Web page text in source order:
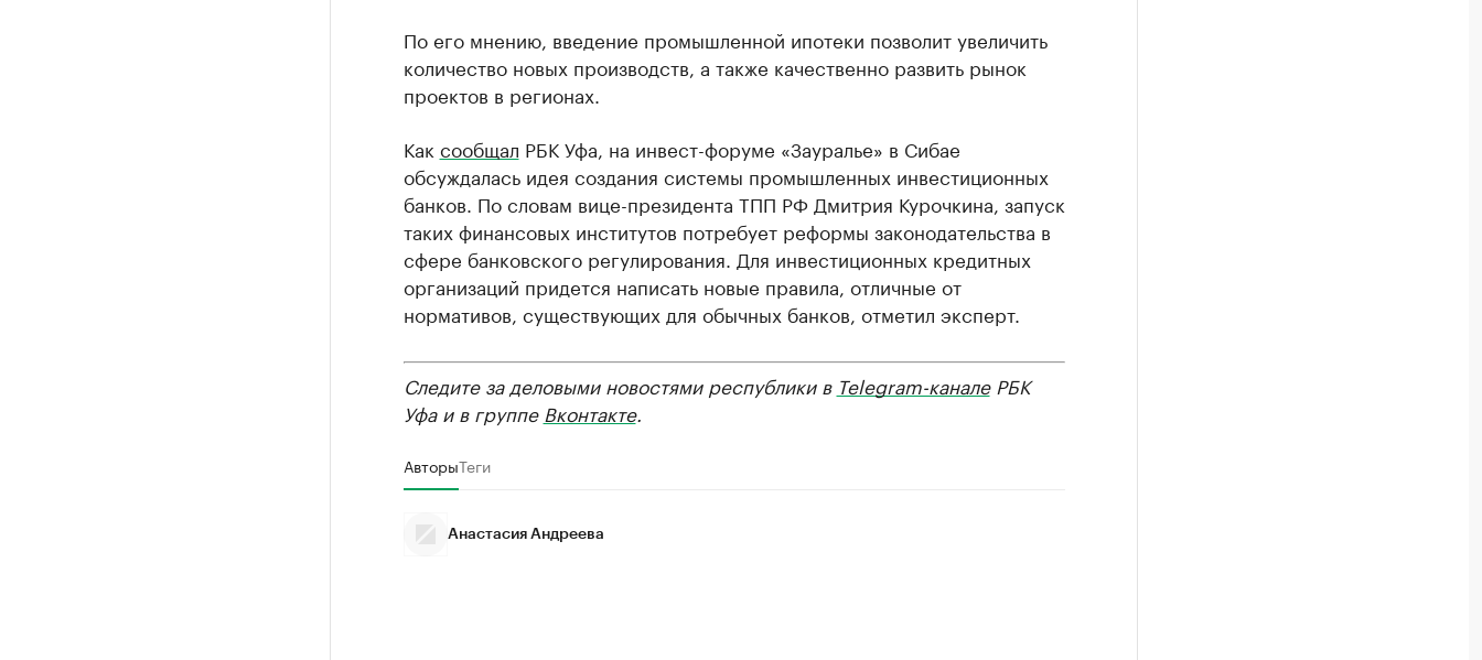
По его мнению, введение промышленной ипотеки позволит увеличить
количество новых производств, а также качественно развить рынок
проектов в регионах.
Как сообщал РБК Уфа, на инвест-форуме «Зауралье» в Сибае
обсуждалась идея создания системы промышленных инвестиционных
банков. По словам вице-президента ТПП РФ Дмитрия Курочкина, запуск
таких финансовых институтов потребует реформы законодательства в
сфере банковского регулирования. Для инвестиционных кредитных
организаций придется написать новые правила, отличные от
нормативов, существующих для обычных банков, отметил эксперт.
Следите за деловыми новостями республики в Telegram-каналеРБК
Уфа и в группе Вконтакте.
АвторыТеги
Анастасия Андреева